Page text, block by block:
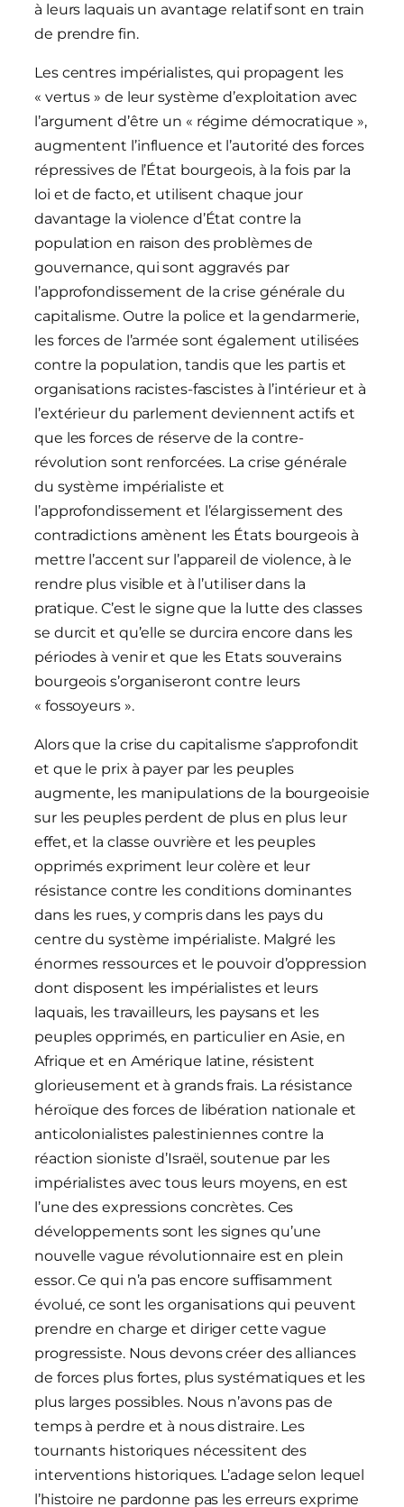
à leurs laquais un avantage relatif sont en train
de prendre fin.
Les centres impérialistes, qui propagent les
« vertus » de leur système d’exploitation avec
l’argument d’être un « régime démocratique »,
augmentent l’influence et l’autorité des forces
répressives de l’État bourgeois, à la fois par la
loi et de facto, et utilisent chaque jour
davantage la violence d’État contre la
population en raison des problèmes de
gouvernance, qui sont aggravés par
l’approfondissement de la crise générale du
capitalisme. Outre la police et la gendarmerie,
les forces de l’armée sont également utilisées
contre la population, tandis que les partis et
organisations racistes-fascistes à l’intérieur et à
l’extérieur du parlement deviennent actifs et
que les forces de réserve de la contre-
révolution sont renforcées. La crise générale
du système impérialiste et
l’approfondissement et l’élargissement des
contradictions amènent les États bourgeois à
mettre l’accent sur l’appareil de violence, à le
rendre plus visible et à l’utiliser dans la
pratique. C’est le signe que la lutte des classes
se durcit et qu’elle se durcira encore dans les
périodes à venir et que les Etats souverains
bourgeois s’organiseront contre leurs
« fossoyeurs ».
Alors que la crise du capitalisme s’approfondit
et que le prix à payer par les peuples
augmente, les manipulations de la bourgeoisie
sur les peuples perdent de plus en plus leur
effet, et la classe ouvrière et les peuples
opprimés expriment leur colère et leur
résistance contre les conditions dominantes
dans les rues, y compris dans les pays du
centre du système impérialiste. Malgré les
énormes ressources et le pouvoir d’oppression
dont disposent les impérialistes et leurs
laquais, les travailleurs, les paysans et les
peuples opprimés, en particulier en Asie, en
Afrique et en Amérique latine, résistent
glorieusement et à grands frais. La résistance
héroïque des forces de libération nationale et
anticolonialistes palestiniennes contre la
réaction sioniste d’Israël, soutenue par les
impérialistes avec tous leurs moyens, en est
l’une des expressions concrètes. Ces
développements sont les signes qu’une
nouvelle vague révolutionnaire est en plein
essor. Ce qui n’a pas encore suffisamment
évolué, ce sont les organisations qui peuvent
prendre en charge et diriger cette vague
progressiste. Nous devons créer des alliances
de forces plus fortes, plus systématiques et les
plus larges possibles. Nous n’avons pas de
temps à perdre et à nous distraire. Les
tournants historiques nécessitent des
interventions historiques. L’adage selon lequel
l’histoire ne pardonne pas les erreurs exprime